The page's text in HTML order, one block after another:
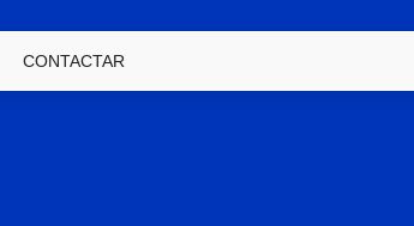
CONTACTAR